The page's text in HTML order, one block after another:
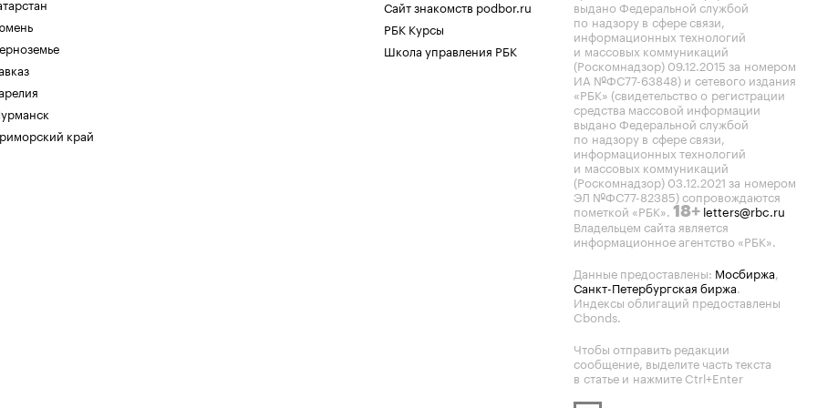
край
Сайт знакомств podbor.ru
РБК Курсы
Школа управления РБК
выдано Федеральной службой
по надзору в сфере связи,
информационных технологий
и массовых коммуникаций
(Роскомнадзор) 09.12.2015 за номером
ИА №ФС77-63848) и сетевого издания
«РБК» (свидетельство о регистрации
средства массовой информации
выдано Федеральной службой
по надзору в сфере связи,
информационных технологий
и массовых коммуникаций
(Роскомнадзор) 03.12.2021 за номером
ЭЛ №ФС77-82385) сопровождаются
пометкой «РБК». 18+ letters@rbc.ru
Владельцем сайта является
информационное агентство «РБК».
Данные предоставлены: Мосбиржа,
Санкт-Петербургская биржа.
Индексы облигаций предоставлены
Cbonds.
Чтобы отправить редакции
сообщение, выделите часть текста
в статье и нажмите Ctrl+Enter